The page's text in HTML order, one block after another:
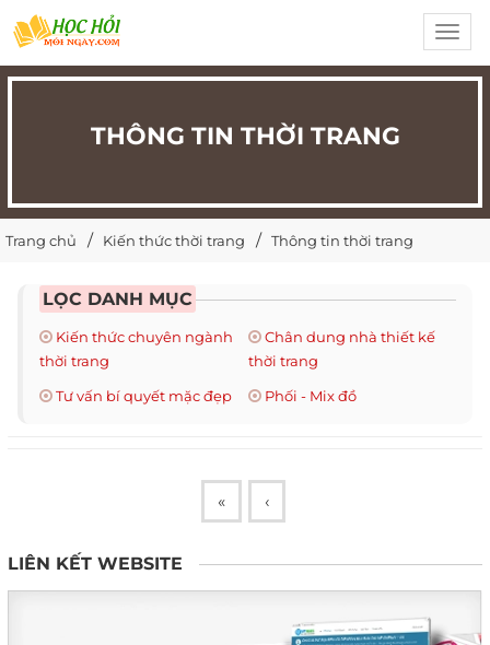
THÔNG TIN THỜI TRANG
Trang chủ Kiến thức thời trang Thông tin thời trang
LỌC DANH MỤC
Kiến thức chuyên ngành
thời trang
Chân dung nhà thiết kế
thời trang
Tư vấn bí quyết mặc đẹp
Phối - Mix đồ
« ‹
LIÊN KẾT WEBSITE